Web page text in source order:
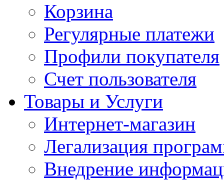
Корзина
Регулярные платежи
Профили покупателя
Счет пользователя
Товары и Услуги
Интернет-магазин
Легализация
Внедрение